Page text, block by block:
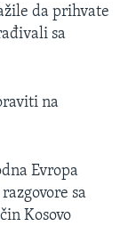
da prihvate
sa
na
Evropa
sa
Kosovo